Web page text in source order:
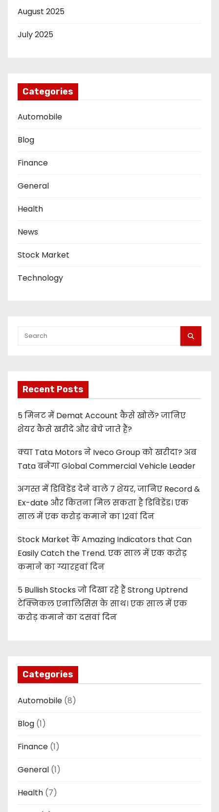
August 2025
July 2025
Categories
Automobile
Blog
Finance
General
Health
News
Stock Market
Technology
Recent Posts
5 मिनट में Demat Account कैसे खोलें? जानिए
शेयर कैसे खरीदे और बेचे जाते हैं?
क्या Tata Motors ने Iveco Group को खरीदा? अब
Tata बनेगा Global Commercial Vehicle Leader
अगस्त में डिविडेंड देने वाले 7 शेयर, जानिए Record &
Ex-date और कितना मिल सकता है डिविडेंड। एक
साल में एक करोड़ कमाने का 12वां दिन
Stock Market के Amazing Indicators that Can
Easily Catch the Trend. एक साल में एक करोड़
कमाने का ग्यारहवां दिन
5 Bullish Stocks जो दिखा रहे हैं Strong Uptrend
टेक्निकल एनालिसिस के साथ। एक साल में एक
करोड़ कमाने का दसवां दिन
Categories
Automobile (8)
Blog (1)
Finance (1)
General (1)
Health (7)